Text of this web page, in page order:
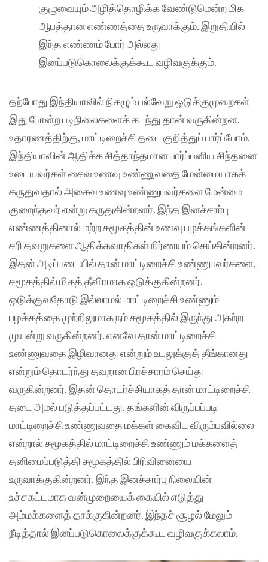
குழுவையும் அழித்தொழிக்க வேண்டுமென்ற மிக
ஆபத்தான எண்ணத்தை உருவாக்கும். இறுதியில்
இந்த எண்ணம் போர் அல்லது
இனப்படுகொலைக்குக்கூட வழிவகுக்கும்.
தற்போது இந்தியாவில் நிகழும் பல்வேறு ஒடுக்குமுறைகள்
இது போன்ற படிநிலைகளைக் கடந்து தான் வருகின்றன.
உதாரணத்திற்கு, மாட்டிறைச்சி தடை குறித்துப் பார்ப்போம்.
இந்தியாவின் ஆதிக்க சித்தாந்தமான பார்ப்பனிய சிந்தனை
உடையவர்கள் சைவ உணவு உண்ணுவதை மேன்மையாகக்
கருதுவதால் அசைவ உணவு உண்ணுபவர்களை மேன்மை
குறைந்தவர் என்று கருதுகின்றனர். இந்த இனச்சார்பு
எண்ணத்தினால் மற்ற சமூகத்தின் உணவு பழக்கங்களின்
சரி தவறுகளை ஆதிக்கவாதிகள் நிர்ணயம் செய்கின்றனர்.
இதன் அடிப்படையில் தான் மாட்டிறைச்சி உண்ணுபவர்களை,
சமூகத்தில் மிகத் தீவிரமாக ஒடுக்குகின்றனர்.
ஒடுக்குவதோடு இல்லாமல் மாட்டிறைச்சி உண்ணும்
பழக்கத்தை முற்றிலுமாக நம் சமூகத்தில் இருந்து அகற்ற
முயன்று வருகின்றனர். எனவே தான் மாட்டிறைச்சி
உண்ணுவதை இழிவானது என்றும் உடலுக்குத் தீங்கானது
என்றும் தொடர்ந்து தவறான பிரச்சாரம் செய்து
வருகின்றனர். இதன் தொடர்ச்சியாகத் தான் மாட்டிறைச்சி
தடை அமல் படுத்தப்பட்டது. தங்களின் விருப்பப்படி
மாட்டிறைச்சி உண்ணுவதை மக்கள் கைவிட விரும்பவில்லை
என்றால் சமூகத்தில் மாட்டிறைச்சி உண்ணும் மக்களைத்
தனிமைப்படுத்தி சமூகத்தில் பிரிவினையை
உருவாக்குகின்றனர். இந்த இனச்சார்பு நிலையின்
உச்சகட்டமாக வன்முறையைக் கையில் எடுத்து
அம்மக்களைத் தாக்குகின்றனர். இந்தச் சூழல் மேலும்
நீடித்தால் இனப்படுகொலைக்குக்கூட வழிவகுக்கலாம்.